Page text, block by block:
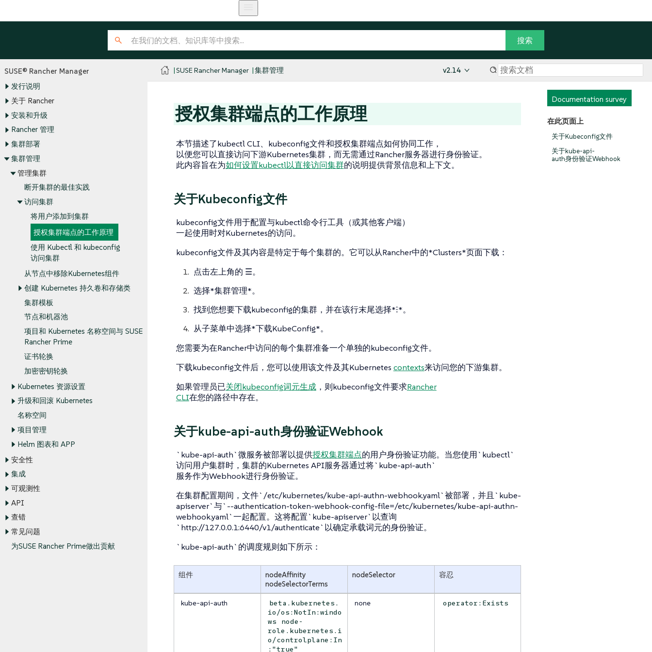
SUSE® Rancher Manager
发行说明
关于 Rancher
安装和升级
Rancher 管理
集群部署
集群管理
管理集群
断开集群的最佳实践
访问集群
将用户添加到集群
授权集群端点的工作原理
使用 Kubectl 和 kubeconfig
访问集群
从节点中移除Kubernetes组件
创建 Kubernetes 持久卷和存储类
集群模板
节点和机器池
项目和 Kubernetes 名称空间与 SUSE
Rancher Prime
证书轮换
加密密钥轮换
Kubernetes 资源设置
升级和回滚 Kubernetes
名称空间
项目管理
Helm 图表和 APP
安全性
集成
可观测性
API
查错
常见问题
为SUSE Rancher Prime做出贡献
SUSE Rancher Manager 集群管理 v2.14
Documentation survey
在此页面上
关于Kubeconfig文件
关于kube-api-
auth身份验证Webhook
授权集群端点的工作原理
本节描述了kubectl CLI、kubeconfig文件和授权集群端点如何协同工作，
以便您可以直接访问下游Kubernetes集群，而无需通过Rancher服务器进行身份验证。
此内容旨在为如何设置kubectl以直接访问集群的说明提供背景信息和上下文。
关于Kubeconfig文件
kubeconfig文件用于配置与kubectl命令行工具（或其他客户端）
一起使用时对Kubernetes的访问。
kubeconfig文件及其内容是特定于每个集群的。它可以从Rancher中的*Clusters*页面下载：
点击左上角的 ☰。
选择*集群管理*。
找到您想要下载kubeconfig的集群，并在该行末尾选择*⁝*。
从子菜单中选择*下载KubeConfig*。
您需要为在Rancher中访问的每个集群准备一个单独的kubeconfig文件。
下载kubeconfig文件后，您可以使用该文件及其Kubernetes contexts来访问您的下游集群。
如果管理员已关闭kubeconfig词元生成，则kubeconfig文件要求Rancher
CLI在您的路径中存在。
关于kube-api-auth身份验证Webhook
`kube-api-auth`微服务被部署以提供授权集群端点的用户身份验证功能。当您使用`kubectl`
访问用户集群时，集群的Kubernetes API服务器通过将`kube-api-auth`
服务作为Webhook进行身份验证。
在集群配置期间，文件`/etc/kubernetes/kube-api-authn-webhook.yaml`被部署，并且`kube-
apiserver`与`--authentication-token-webhook-config-file=/etc/kubernetes/kube-api-authn-
webhook.yaml`一起配置。这将配置`kube-apiserver`以查询
`http://127.0.0.1:6440/v1/authenticate`以确定承载词元的身份验证。
`kube-api-auth`的调度规则如下所示：
组件
nodeAffinity
nodeSelectorTerms
nodeSelector 容忍
kube-api-auth
beta.kubernetes.
io/os:NotIn:windo
ws
node-
role.kubernetes.i
o/controlplane:In
:"true"
none operator:Exists